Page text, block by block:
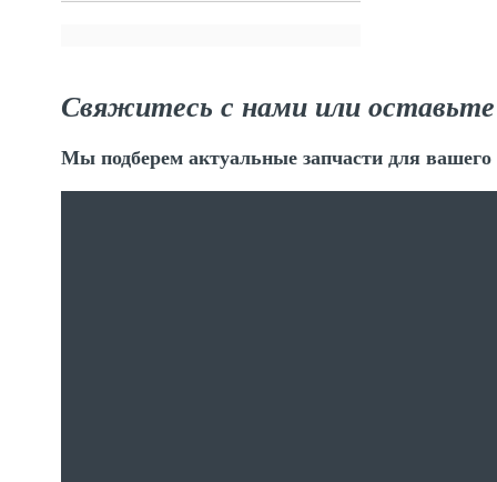
Свяжитесь с нами или оставьте
Мы подберем актуальные запчасти для вашего